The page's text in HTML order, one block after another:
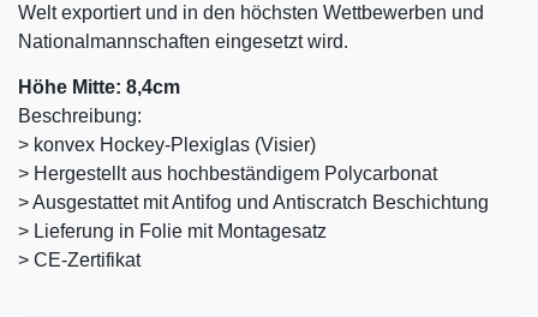
Welt exportiert und in den höchsten Wettbewerben und
Nationalmannschaften eingesetzt wird.
Höhe Mitte: 8,4cm
Beschreibung:
> konvex Hockey-Plexiglas (Visier)
> Hergestellt aus hochbeständigem Polycarbonat
> Ausgestattet mit Antifog und Antiscratch Beschichtung
> Lieferung in Folie mit Montagesatz
> CE-Zertifikat